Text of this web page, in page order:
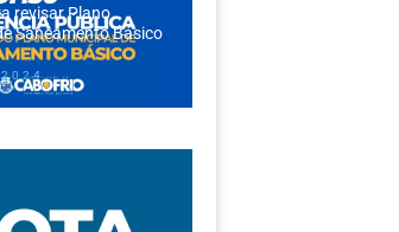
revisar Plano
Saneamento Básico